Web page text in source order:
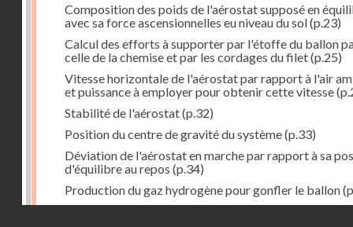
Composition des poids de l'aérostat supposé en
avec sa force ascensionnelles eu niveau du sol(p.23)
Calcul des efforts à supporter par l'étoffe du ballon
celle de la chemise et par les cordages du filet(p.25)
Vitesse horizontale de l'aérostat par rapport à l'air
et puissance à employer pour obtenir cette vitesse
Stabilité de l'aérostat(p.32)
Position du centre de gravité du système(p.33)
Déviation de l'aérostat en marche par rapport à sa
d'équilibre au repos (p.34)
Production du gaz hydrogène pour gonfler le ballon